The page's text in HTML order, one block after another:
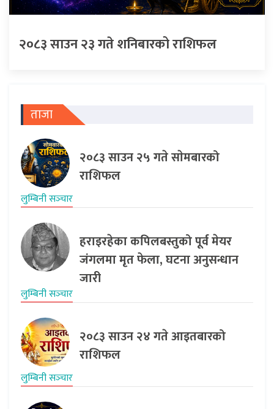
२०८३ साउन २३ गते शनिबारको राशिफल
ताजा
२०८३ साउन २५ गते साेमबारको
राशिफल
लुम्बिनी सञ्‍चार
हराइरहेका कपिलबस्तुको पूर्व मेयर
जंगलमा मृत फेला, घटना अनुसन्धान
जारी
लुम्बिनी सञ्‍चार
२०८३ साउन २४ गते आइतबारको
राशिफल
लुम्बिनी सञ्‍चार